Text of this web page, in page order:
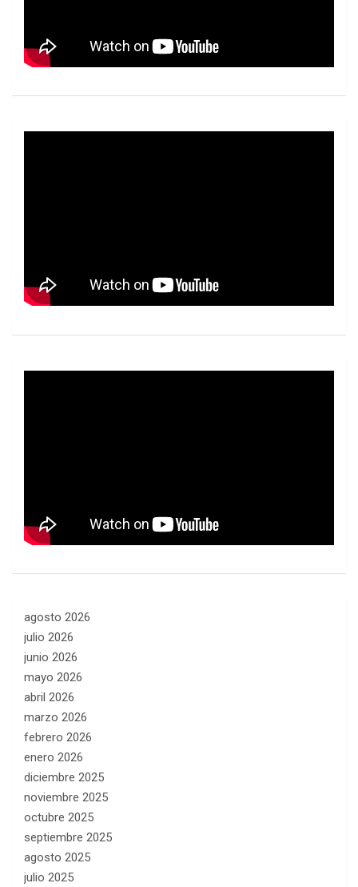
agosto 2026
julio 2026
junio 2026
mayo 2026
abril 2026
marzo 2026
febrero 2026
enero 2026
diciembre 2025
noviembre 2025
octubre 2025
septiembre 2025
agosto 2025
julio 2025